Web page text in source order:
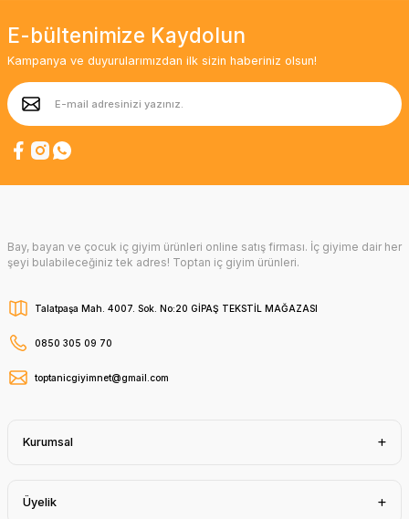
E-bültenimize Kaydolun
Kampanya ve duyurularımızdan ilk sizin haberiniz olsun!
Bay, bayan ve çocuk iç giyim ürünleri online satış firması. İç giyime dair her
şeyi bulabileceğiniz tek adres! Toptan iç giyim ürünleri.
Talatpaşa Mah. 4007. Sok. No:20 GİPAŞ TEKSTİL MAĞAZASI
0850 305 09 70
toptanicgiyimnet@gmail.com
Kurumsal
Üyelik